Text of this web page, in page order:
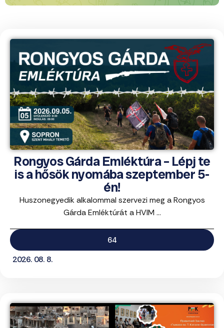
Rongyos Gárda Emléktúra – Lépj te
is a hősök nyomába szeptember 5-
én!
Huszonegyedik alkalommal szervezi meg a Rongyos
Gárda Emléktúrát a HVIM ...
64
2026. 08. 8.